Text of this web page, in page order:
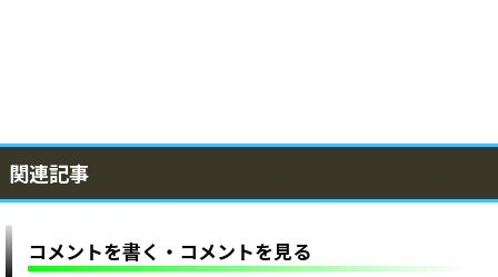
関連記事
コメントを書く・コメントを見る